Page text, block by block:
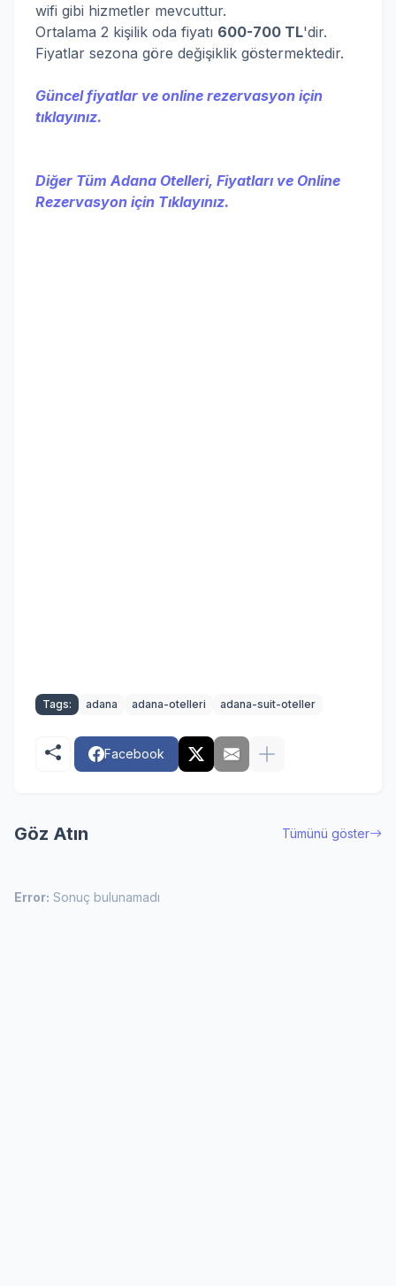
wifi gibi hizmetler mevcuttur.
Ortalama 2 kişilik oda fiyatı 600-700 TL'dir.
Fiyatlar sezona göre değişiklik göstermektedir.
Güncel fiyatlar ve online rezervasyon için
tıklayınız.
Diğer Tüm Adana Otelleri, Fiyatları ve Online
Rezervasyon için Tıklayınız.
Tags: adana adana-otelleri adana-suit-oteller
Facebook
Göz Atın Tümünü göster
Error: Sonuç bulunamadı